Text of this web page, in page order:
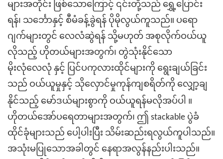
များအတိုင်း ဖြစ်သောကြောင့် ၎င်းတို့သည် ရွှေ့ပြောင်း
ရန်၊ သင်္ဘောနှင့် စီမံခန့်ခွဲရန် ပိုမိုလွယ်ကူသည်။ ပရော
ဂျက်များတွင် လေလံဆွဲရန် သို့မဟုတ် အစုလိုက်ဝယ်ယူ
လိုသည့် ဟိုတယ်များအတွက်၊ တွဲသုံးနိုင်သော
မိုးလုံလေလုံ နှင့် ပြင်ပကုလားထိုင်များကို ရွေးချယ်ခြင်း
သည် ဝယ်ယူမှုနှင့် သိုလှောင်မှုကုန်ကျစရိတ်ကို လျှော့ချ
နိုင်သည့် မော်ဒယ်များစွာကို ဝယ်ယူရန်မလိုအပ်ပါ ။
ဟိုတယ်အော်ပရေတာများအတွက်၊ ဤ stackable ပွဲခံ
ထိုင်ခုံများသည် ပေါ့ပါးပြီး သိမ်းဆည်းရလွယ်ကူပါသည်။
အသုံးမပြုသောအခါတွင် နေရာအလွန်နည်းပါးသည်။